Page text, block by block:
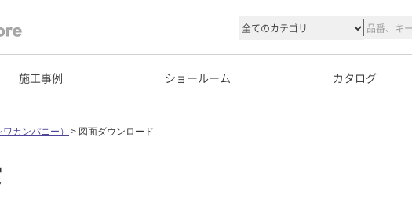
施工事例 ショールーム カタログ
カンパニー） 図面ダウンロード